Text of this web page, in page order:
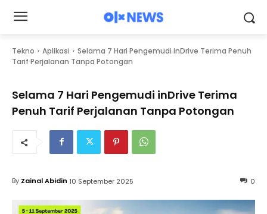
Tekno Aplikasi
Selama 7 Hari Pengemudi inDrive Terima Penuh
Tarif Perjalanan Tanpa Potongan
Selama 7 Hari Pengemudi inDrive Terima
Penuh Tarif Perjalanan Tanpa Potongan
0
By Zainal Abidin 10 September 2025